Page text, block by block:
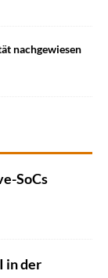
nachgewiesen
SoCs
in der